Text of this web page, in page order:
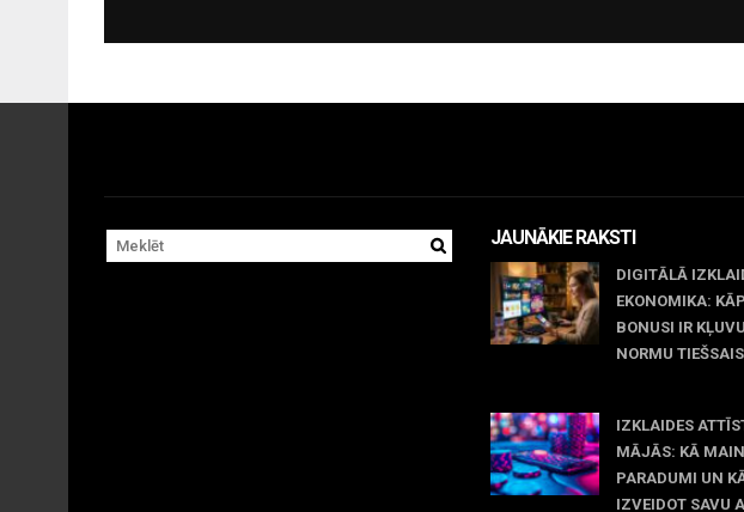
JAUNĀKIE RAKSTI
DIGITĀLĀ
EKONOMIKA:
BONUSI IR
NORMU
IZKLAIDES
MĀJĀS: KĀ
PARADUMI UN
IZVEIDOT SAVU